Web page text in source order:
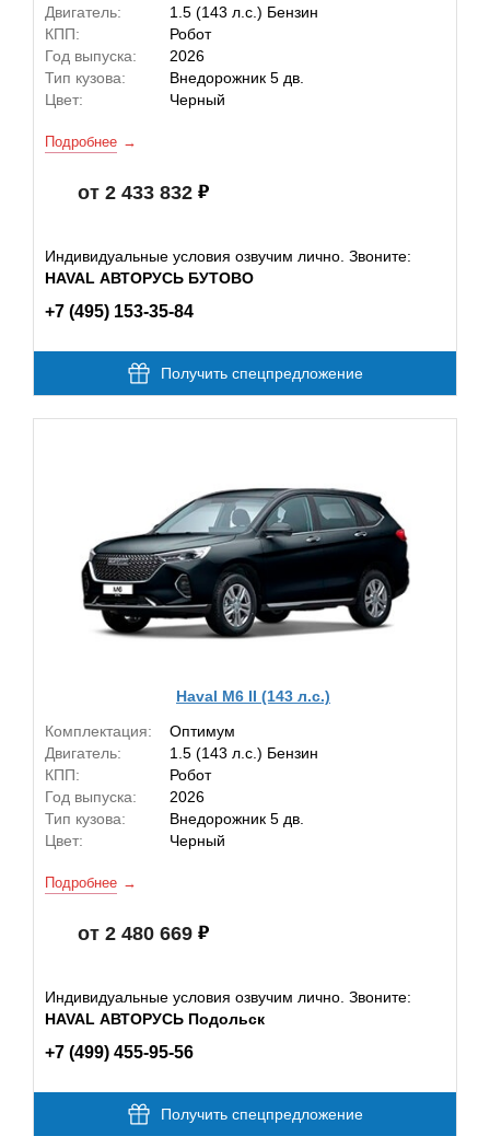
Двигатель:
1.5 (143 л.с.) Бензин
КПП:
Робот
Год выпуска:
2026
Тип кузова:
Внедорожник 5 дв.
Цвет:
Черный
Подробнее
от 2 433 832
Индивидуальные условия озвучим лично. Звоните:
HAVAL АВТОРУСЬ БУТОВО
+7 (495) 153-35-84
Получить спецпредложение
Haval M6 II (143 л.с.)
Комплектация:
Оптимум
Двигатель:
1.5 (143 л.с.) Бензин
КПП:
Робот
Год выпуска:
2026
Тип кузова:
Внедорожник 5 дв.
Цвет:
Черный
Подробнее
от 2 480 669
Индивидуальные условия озвучим лично. Звоните:
HAVAL АВТОРУСЬ Подольск
+7 (499) 455-95-56
Получить спецпредложение